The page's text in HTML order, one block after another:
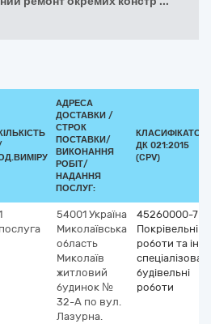
АДРЕСА
ДОСТАВКИ /
СТРОК
ПОСТАВКИ/
ВИКОНАННЯ
РОБІТ/
НАДАННЯ
ПОСЛУГ:
КЛАСИФІКАТОР
ДК 021:2015
(CPV)
послуга
54001 Україна
Миколаївська
область
Миколаїв
житловий
будинок №
32-А по вул.
Лазурна.
45260000-7
Покрівельні
роботи та інші
спеціалізовані
будівельні
роботи